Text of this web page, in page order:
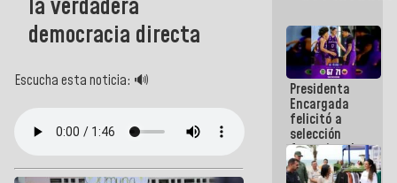
la verdadera
democracia directa
Escucha esta noticia: 🔊 Presidenta
Encargada
felicitó a
selección
femenina de
baloncesto